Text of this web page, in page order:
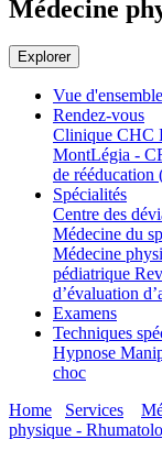
Médecine
Explorer
Vue d'ensemble
Rendez-vous
Clinique CHC
MontLégia -
de rééducation
Spécialités
Centre des
Médecine du
Médecine
pédiatrique
d’évaluation
Examens
Techniques
Hypnose
choc
Home
Services
physique -